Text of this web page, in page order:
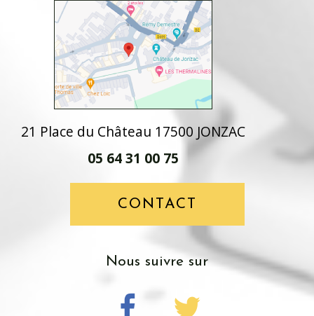
21 Place du Château 17500 JONZAC
05 64 31 00 75
CONTACT
nous suivre sur